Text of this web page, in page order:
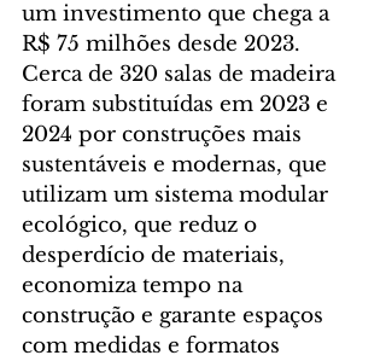
um investimento que chega a
R$ 75 milhões desde 2023.
Cerca de 320 salas de madeira
foram substituídas em 2023 e
2024 por construções mais
sustentáveis e modernas, que
utilizam um sistema modular
ecológico, que reduz o
desperdício de materiais,
economiza tempo na
construção e garante espaços
com medidas e formatos